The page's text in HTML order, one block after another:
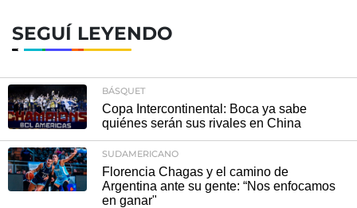
SEGUÍ LEYENDO
BÁSQUET
Copa Intercontinental: Boca ya sabe
quiénes serán sus rivales en China
SUDAMERICANO
Florencia Chagas y el camino de
Argentina ante su gente: “Nos enfocamos
en ganar"